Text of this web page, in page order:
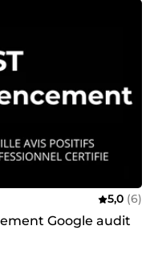
5,0 (6)
Google audit